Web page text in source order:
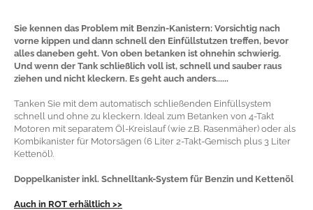
Sie kennen das Problem mit Benzin-Kanistern: Vorsichtig nach
vorne kippen und dann schnell den Einfüllstutzen treffen, bevor
alles daneben geht. Von oben betanken ist ohnehin schwierig.
Und wenn der Tank schließlich voll ist, schnell und sauber raus
ziehen und nicht kleckern. Es geht auch anders......
Tanken Sie mit dem automatisch schließenden Einfüllsystem
schnell und ohne zu kleckern. Ideal zum Betanken von 4-Takt
Motoren mit separatem Öl-Kreislauf (wie z.B. Rasenmäher) oder als
Kombikanister für Motorsägen (6 Liter 2-Takt-Gemisch plus 3 Liter
Kettenöl).
Doppelkanister inkl. Schnelltank-System für Benzin und Kettenöl
Auch in ROT erhältlich >>